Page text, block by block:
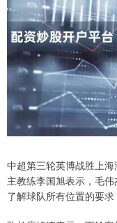
中超第三轮英博战胜上海
主教练李国旭表示，毛
了解球队所有位置的要求